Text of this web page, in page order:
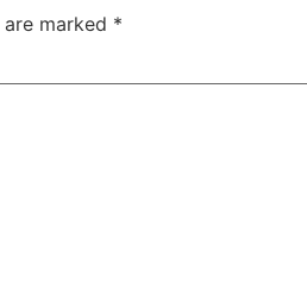
marked *